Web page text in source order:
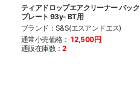
ティアドロップエアクリーナー バック
プレート 93y- BT用
ブランド：S&S(エスアンドエス)
通常小売価格： 12,500円
通販在庫数：2